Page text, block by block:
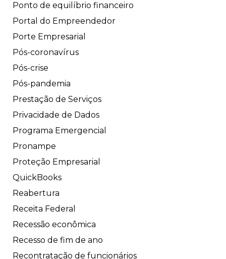
Ponto de equilíbrio financeiro
Portal do Empreendedor
Porte Empresarial
Pós-coronavírus
Pós-crise
Pós-pandemia
Prestação de Serviços
Privacidade de Dados
Programa Emergencial
Pronampe
Proteção Empresarial
QuickBooks
Reabertura
Receita Federal
Recessão econômica
Recesso de fim de ano
Recontratação de funcionários